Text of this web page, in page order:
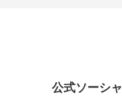
公式ソーシ